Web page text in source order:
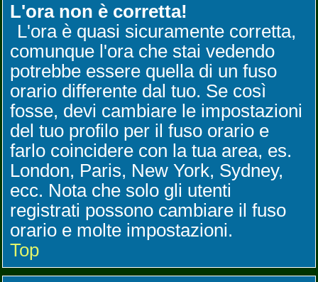
L'ora non è corretta!
L'ora è quasi sicuramente corretta,
comunque l'ora che stai vedendo
potrebbe essere quella di un fuso
orario differente dal tuo. Se così
fosse, devi cambiare le impostazioni
del tuo profilo per il fuso orario e
farlo coincidere con la tua area, es.
London, Paris, New York, Sydney,
ecc. Nota che solo gli utenti
registrati possono cambiare il fuso
orario e molte impostazioni.
Top